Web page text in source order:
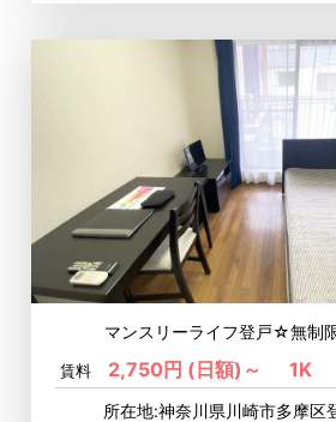
マンスリーライフ登戸☆無制
賃料 2,750円 (日額)～ 1K
所在地:神奈川県川崎市多摩